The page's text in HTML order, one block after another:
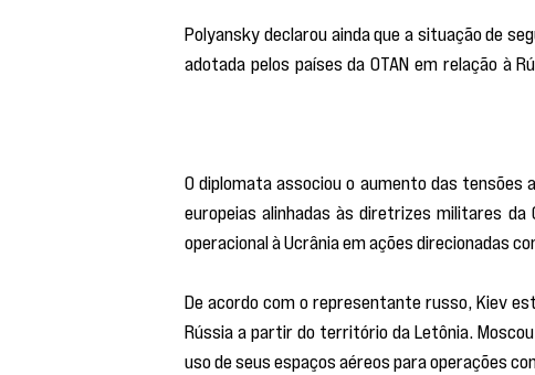
Polyansky declarou ainda que a situação de
adotada pelos países da OTAN em relação à
O diplomata associou o aumento das
europeias alinhadas às diretrizes militares da
operacional à Ucrânia em ações direcionadas
De acordo com o representante russo, Kiev
Rússia a partir do território da Letônia.
uso de seus espaços aéreos para operações